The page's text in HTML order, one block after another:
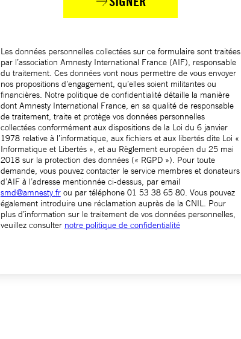
Les données personnelles collectées sur ce formulaire sont traitées
par l’association Amnesty International France (AIF), responsable
du traitement. Ces données vont nous permettre de vous envoyer
nos propositions d’engagement, qu’elles soient militantes ou
financières. Notre politique de confidentialité détaille la manière
dont Amnesty International France, en sa qualité de responsable
de traitement, traite et protège vos données personnelles
collectées conformément aux dispositions de la Loi du 6 janvier
1978 relative à l’informatique, aux fichiers et aux libertés dite Loi «
Informatique et Libertés », et au Règlement européen du 25 mai
2018 sur la protection des données (« RGPD »). Pour toute
demande, vous pouvez contacter le service membres et donateurs
d’AIF à l’adresse mentionnée ci-dessus, par email
smd@amnesty.frou par téléphone 01 53 38 65 80. Vous pouvez
également introduire une réclamation auprès de la CNIL. Pour
plus d’information sur le traitement de vos données personnelles,
veuillez consulter notre politique de confidentialité